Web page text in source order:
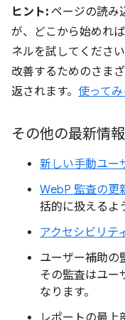
ヒント: ページの読み
が、どこから始めれ
ネルを試してくださ
改善するためのさま
返されます。 使ってみ
その他の最新情報
新しい手動ユー
WebP 監査の更
括的に扱えるよ
アクセシビリテ
ユーザー補助の
その監査はユー
なります。